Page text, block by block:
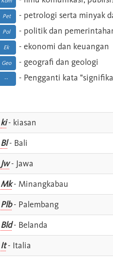
Pet - petrologi serta minyak
Pol - politik dan
Ek - ekonomi dan keuangan
Geo - geografi dan geologi
-- - Pengganti kata
ki- kiasan
Bl- Bali
Jw- Jawa
Mk- Minangkabau
Plb- Palembang
Bld- Belanda
It- Italia